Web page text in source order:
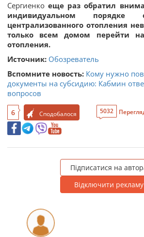
Сергиенко еще раз обратил
индивидуальном порядке
централизованного отопления
только всем домом перейти
отопления.
Источник: Обозреватель
Вспомните новость: Кому нужно
документы на субсидию: Кабмин
вопросов
6 Сподобалося 5032
Підписатися на
Відключити рекламу